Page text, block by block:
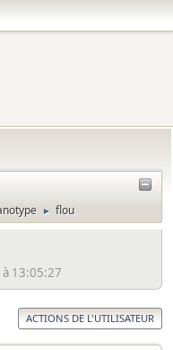
► flou
13:05:27
ACTIONS DE L'UTILISATEUR